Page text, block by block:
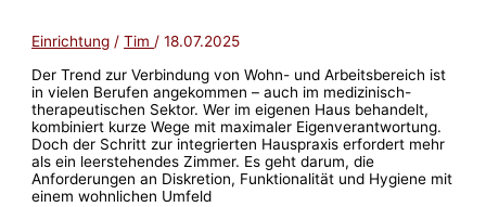
Einrichtung /Tim /18.07.2025
Der Trend zur Verbindung von Wohn- und Arbeitsbereich ist
in vielen Berufen angekommen – auch im medizinisch-
therapeutischen Sektor. Wer im eigenen Haus behandelt,
kombiniert kurze Wege mit maximaler Eigenverantwortung.
Doch der Schritt zur integrierten Hauspraxis erfordert mehr
als ein leerstehendes Zimmer. Es geht darum, die
Anforderungen an Diskretion, Funktionalität und Hygiene mit
einem wohnlichen Umfeld